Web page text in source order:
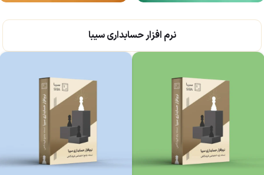
نرم افزار حسابداری سیبا